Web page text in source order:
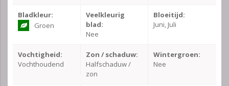
Bladkleur:
Groen
Veelkleurig
blad:
Nee
Bloeitijd:
Juni, Juli
Vochtigheid:
Vochthoudend
Zon / schaduw:
Halfschaduw /
zon
Wintergroen:
Nee